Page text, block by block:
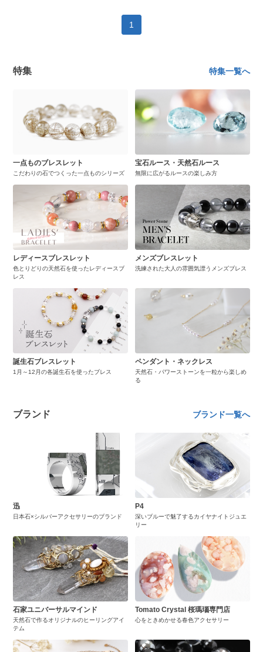
1
特集 特集一覧へ
一点ものブレスレット
こだわりの石でつくった一点ものシリーズ
宝石ルース・天然石ルース
無限に広がるルースの楽しみ方
レディースブレスレット
色とりどりの天然石を使ったレディースブ
レス
メンズブレスレット
洗練された大人の雰囲気漂うメンズブレス
誕生石ブレスレット
1月～12月の各誕生石を使ったブレス
ペンダント・ネックレス
天然石・パワーストーンを一粒から楽しめ
る
ブランド ブランド一覧へ
迅
日本石×シルバーアクセサリーのブランド
P4
深いブルーで魅了するカイヤナイトジュエ
リー
石家ユニバーサルマインド
天然石で作るオリジナルのヒーリングアイ
テム
Tomato Crystal 桜瑪瑙専門店
心をときめかせる春色アクセサリー